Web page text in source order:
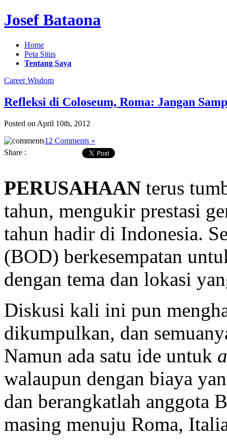
Josef Bataona
Home
Peta Situs
Tentang Saya
Career Wisdom
Refleksi di Coloseum, Roma: Jangan
Posted on April 10th, 2012
12 Comments »
Share :
PERUSAHAAN terus
tahun, mengukir prestasi
tahun hadir di Indonesia.
(BOD) berkesempatan
dengan tema dan lokasi
Diskusi kali ini pun
dikumpulkan, dan
Namun ada satu ide untuk
walaupun dengan biaya
dan berangkatlah anggota
masing menuju Roma,